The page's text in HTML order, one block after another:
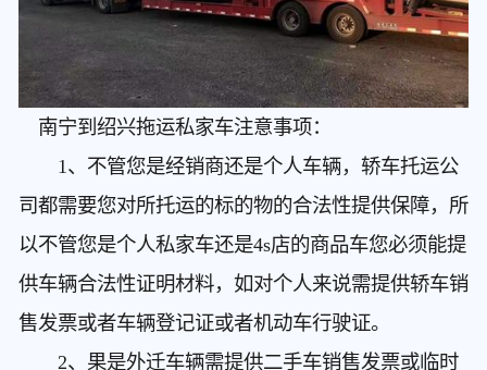
南宁到绍兴拖运私家车注意事项：
1、不管您是经销商还是个人车辆，轿车托运公
司都需要您对所托运的标的物的合法性提供保障，所
以不管您是个人私家车还是4s店的商品车您必须能提
供车辆合法性证明材料，如对个人来说需提供轿车销
售发票或者车辆登记证或者机动车行驶证。
2、果是外迁车辆需提供二手车销售发票或临时